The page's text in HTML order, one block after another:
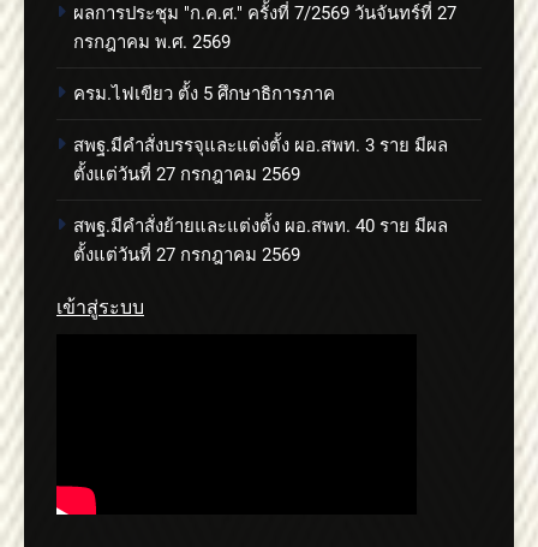
ผลการประชุม "ก.ค.ศ." ครั้งที่ 7/2569 วันจันทร์ที่ 27
กรกฎาคม พ.ศ. 2569
ครม.ไฟเขียว ตั้ง 5 ศึกษาธิการภาค
สพฐ.มีคำสั่งบรรจุและแต่งตั้ง ผอ.สพท. 3 ราย มีผล
ตั้งแต่วันที่ 27 กรกฎาคม 2569
สพฐ.มีคำสั่งย้ายและแต่งตั้ง ผอ.สพท. 40 ราย มีผล
ตั้งแต่วันที่ 27 กรกฎาคม 2569
เข้าสู่ระบบ